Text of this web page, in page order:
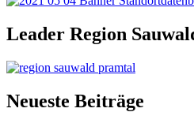
Leader Region
Neueste Beiträge